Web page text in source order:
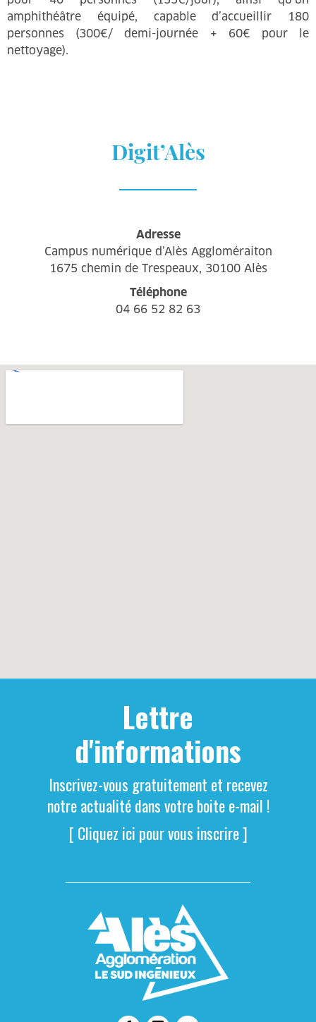
amphithéâtre équipé, capable d’accueillir 180
personnes (300€/ demi-journée + 60€ pour le
nettoyage).
Digit’Alès
Adresse
Campus numérique d’Alès Aggloméraiton
1675 chemin de Trespeaux, 30100 Alès
Téléphone
04 66 52 82 63
Lettre
d'informations
Inscrivez-vous gratuitement et recevez
notre actualité dans votre boite e-mail !
[ Cliquez ici pour vous inscrire ]